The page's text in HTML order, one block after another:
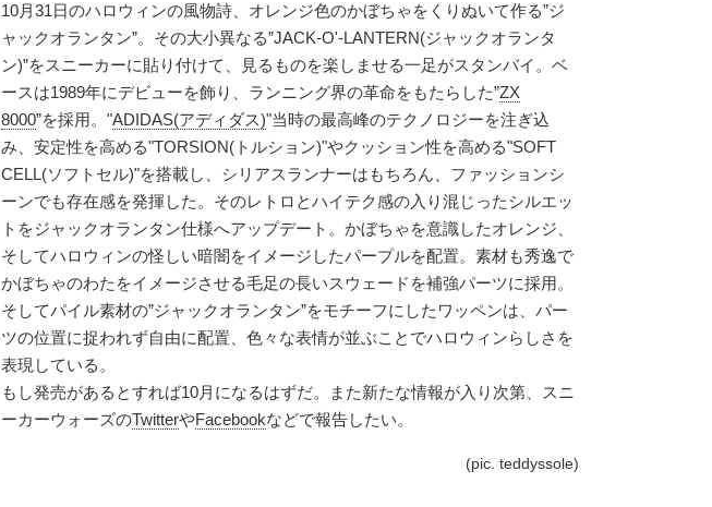
10月31日のハロウィンの風物詩、オレンジ色のかぼちゃをくりぬいて作る”ジ
ャックオランタン”。その大小異なる”JACK-O'-LANTERN(ジャックオランタ
ン)”をスニーカーに貼り付けて、見るものを楽しませる一足がスタンバイ。ベ
ースは1989年にデビューを飾り、ランニング界の革命をもたらした”ZX
8000”を採用。"ADIDAS(アディダス)"当時の最高峰のテクノロジーを注ぎ込
み、安定性を高める"TORSION(トルション)"やクッション性を高める"SOFT
CELL(ソフトセル)"を搭載し、シリアスランナーはもちろん、ファッションシ
ーンでも存在感を発揮した。そのレトロとハイテク感の入り混じったシルエッ
トをジャックオランタン仕様へアップデート。かぼちゃを意識したオレンジ、
そしてハロウィンの怪しい暗闇をイメージしたパープルを配置。素材も秀逸で
かぼちゃのわたをイメージさせる毛足の長いスウェードを補強パーツに採用。
そしてパイル素材の”ジャックオランタン”をモチーフにしたワッペンは、パー
ツの位置に捉われず自由に配置、色々な表情が並ぶことでハロウィンらしさを
表現している。
もし発売があるとすれば10月になるはずだ。また新たな情報が入り次第、スニ
ーカーウォーズのTwitterやFacebookなどで報告したい。
(pic. teddyssole)